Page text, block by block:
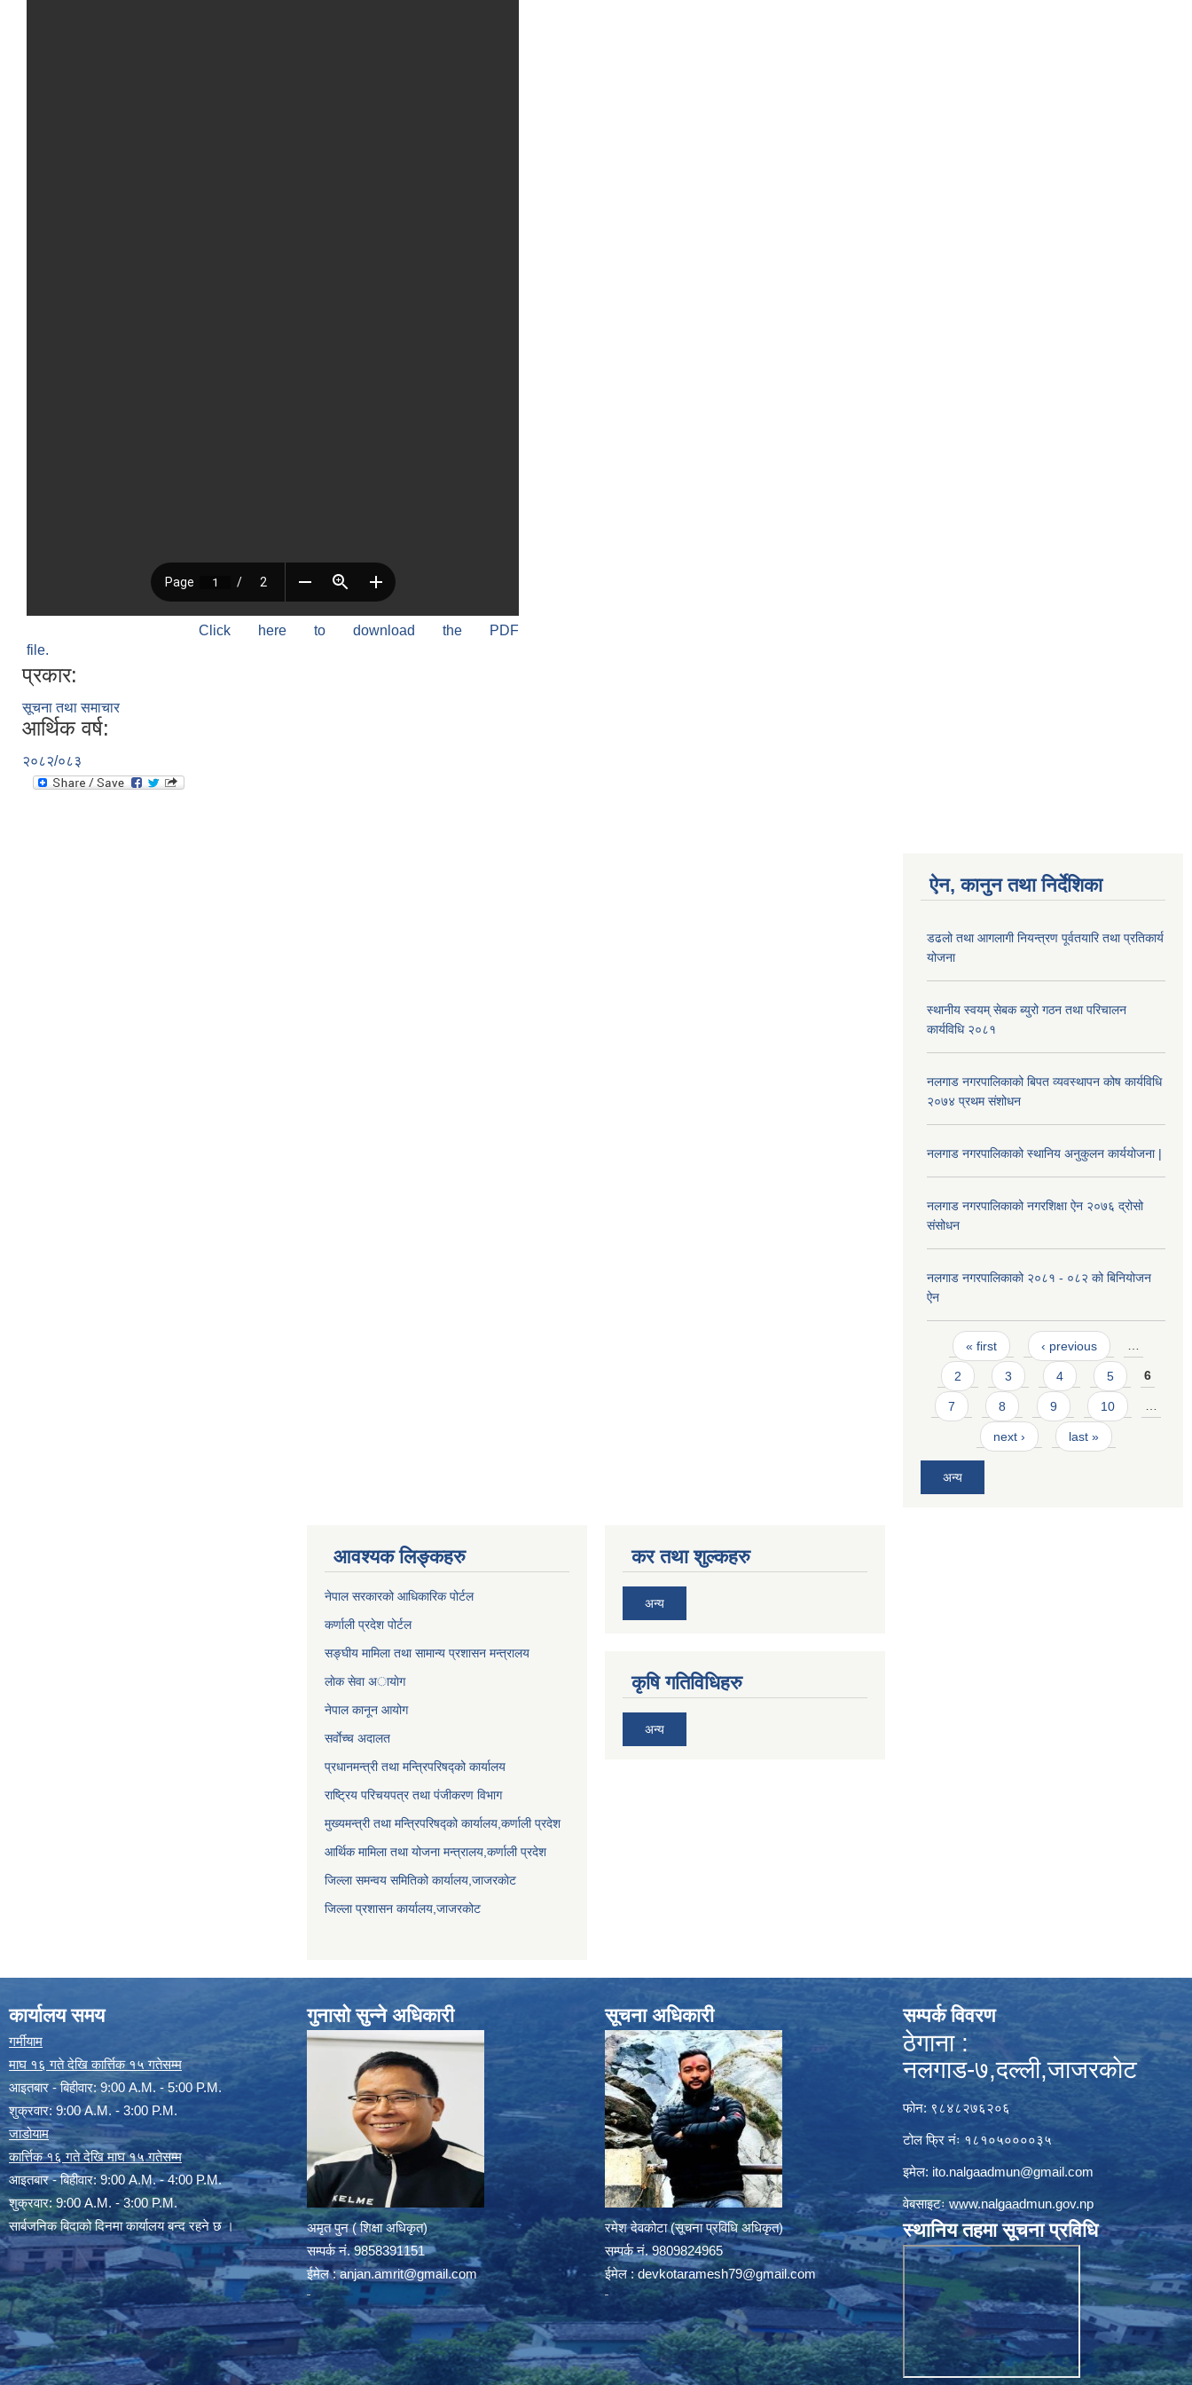
Click here to download the PDF
file.
प्रकार:
सूचना तथा समाचार
आर्थिक वर्ष:
२०८२/०८३
ऐन, कानुन तथा निर्देशिका
डढलो तथा आगलागी नियन्त्रण पूर्वतयारि तथा प्रतिकार्य
योजना
स्थानीय स्वयम् सेबक ब्युरो गठन तथा परिचालन
कार्यविधि २०८१
नलगाड नगरपालिकाको बिपत व्यवस्थापन कोष कार्यविधि
२०७४ प्रथम संशोधन
नलगाड नगरपालिकाको स्थानिय अनुकुलन कार्ययोजना |
नलगाड नगरपालिकाको नगरशिक्षा ऐन २०७६ द्रोसो
संसोधन
नलगाड नगरपालिकाको २०८१ - ०८२ को बिनियोजन
ऐन
Pages
« first ‹ previous …
2 3 4 5 6
7 8 9 10 …
next › last »
अन्य
आवश्यक लिङ्कहरु
नेपाल सरकारको आधिकारिक पोर्टल
कर्णाली प्रदेश पोर्टल
सङ्घीय मामिला तथा सामान्य प्रशासन मन्त्रालय
लाेक सेवा अायाेग
नेपाल कानून आयोग
सर्वाेच्च अदालत
प्रधानमन्त्री तथा मन्त्रिपरिषद्को कार्यालय
राष्ट्रिय परिचयपत्र तथा पंजीकरण विभाग
मुख्यमन्त्री तथा मन्त्रिपरिषद्को कार्यालय,कर्णाली प्रदेश
आर्थिक मामिला तथा योजना मन्त्रालय,कर्णाली प्रदेश
जिल्ला समन्वय समितिको कार्यालय,जाजरकाेट
जिल्ला प्रशासन कार्यालय,जाजरकोट
कर तथा शुल्कहरु
अन्य
कृषि गतिविधिहरु
अन्य
कार्यालय समय
गर्मीयाम
माघ १६ गते देखि कार्त्तिक १५ गतेसम्म
आइतबार - बिहीवार: 9:00 A.M. - 5:00 P.M.
शुक्रवार: 9:00 A.M. - 3:00 P.M.
जाडोयाम
कार्त्तिक १६ गते देखि माघ १५ गतेसम्म
आइतबार - बिहीवार: 9:00 A.M. - 4:00 P.M.
शुक्रवार: 9:00 A.M. - 3:00 P.M.
सार्बजनिक बिदाको दिनमा कार्यालय बन्द रहने छ ।
गुनासो सुन्ने अधिकारी
अमृत पुन ( शिक्षा अधिकृत)
सम्पर्क न‌ं. 9858391151
ईमेल :anjan.amrit@gmail.com
सूचना अधिकारी
रमेश देवकोटा (सूचना प्रविधि अधिकृत)
सम्पर्क न‌ं. 9809824965
ईमेल :devkotaramesh79@gmail.com
सम्पर्क विवरण
ठेगाना :
नलगाड-७,दल्ली,जाजरकाेट
फोन: ९८४८२७६२०६
टोल फ्रि नंः १८१०५००००३५
इमेल: ito.nalgaadmun@gmail.com
वेबसाइटःwww.nalgaadmun.gov.np
स्थानिय तहमा सूचना प्रविधि